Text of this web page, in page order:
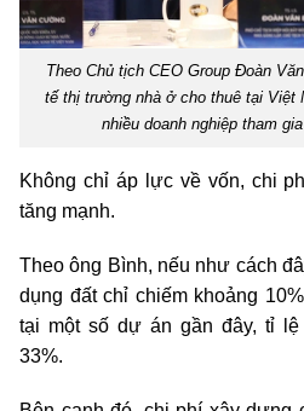
Theo Chủ tịch CEO Group Đoàn
tế thị trường nhà ở cho thuê tại Việt
nhiều doanh nghiệp tham
Không chỉ áp lực về vốn, chi
tăng mạnh.
Theo ông Bình, nếu như cách
dụng đất chỉ chiếm khoảng
tại một số dự án gần đây, tỉ lệ
33%.